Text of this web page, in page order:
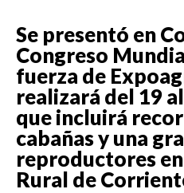
Se presentó en
Congreso
fuerza de
realizará del 19
que incluirá
cabañas y una
reproductores
Rural de